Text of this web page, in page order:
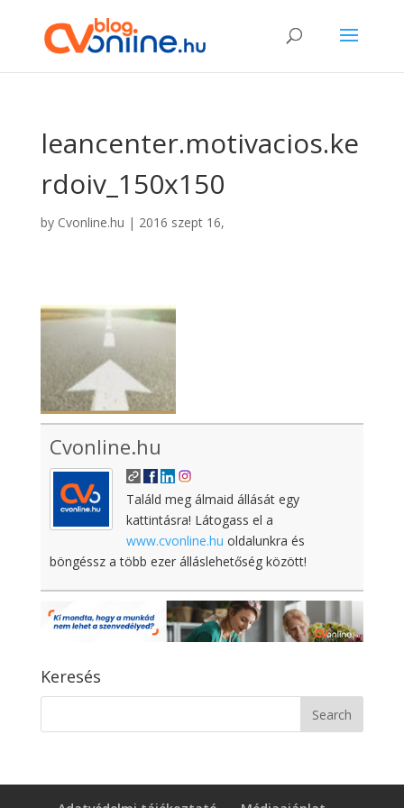
leancenter.motivacios.ke
rdoiv_150x150
by Cvonline.hu | 2016 szept 16,
Cvonline.hu
Találd meg álmaid állását egy
kattintásra! Látogass el a
www.cvonline.hu oldalunkra és
böngéssz a több ezer álláslehetőség között!
Keresés